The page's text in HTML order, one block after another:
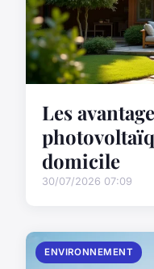
Les
domicile
30/07/2026 07:09
ENVIRONNEMENT